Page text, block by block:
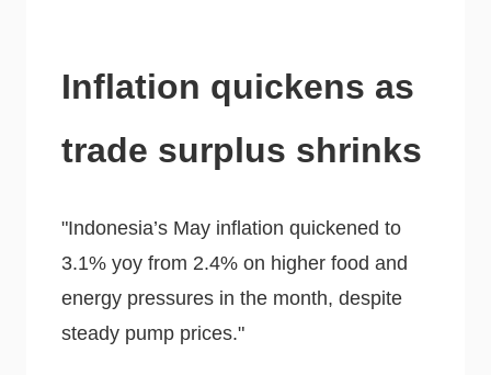
Inflation quickens as
trade surplus shrinks
"Indonesia’s May inflation quickened to
3.1% yoy from 2.4% on higher food and
energy pressures in the month, despite
steady pump prices."